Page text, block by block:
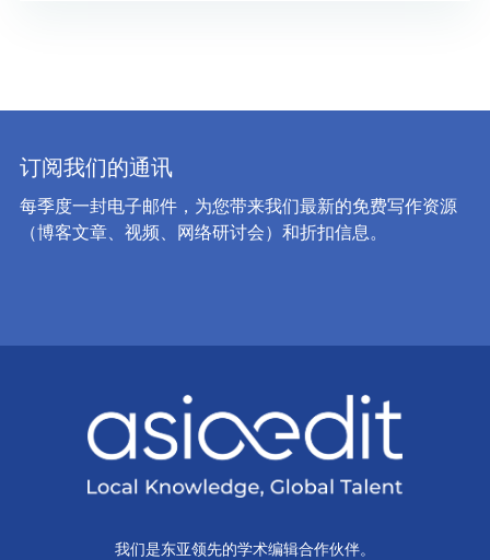
订阅我们的通讯
每季度一封电子邮件，为您带来我们最新的免费写作资源
（博客文章、视频、网络研讨会）和折扣信息。
我们是东亚领先的学术编辑合作伙伴。